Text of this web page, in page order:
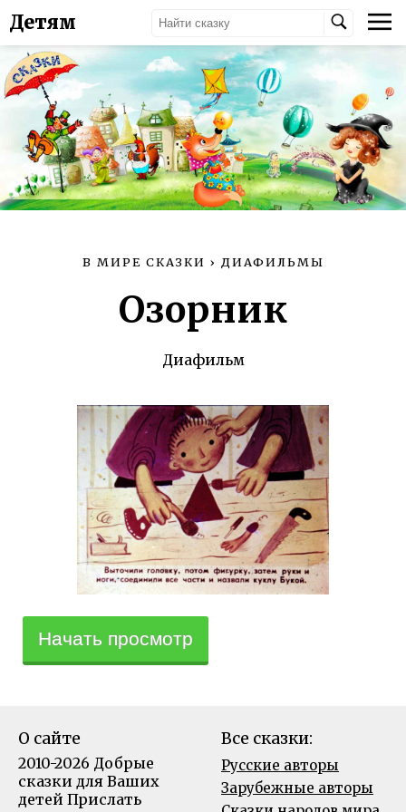
Детям
В МИРЕ СКАЗКИ › ДИАФИЛЬМЫ
Озорник
Диафильм
Начать просмотр
О сайте
2010-2026 Добрые
сказки для Ваших
детей Прислать
Все сказки:
Русские авторы
Зарубежные авторы